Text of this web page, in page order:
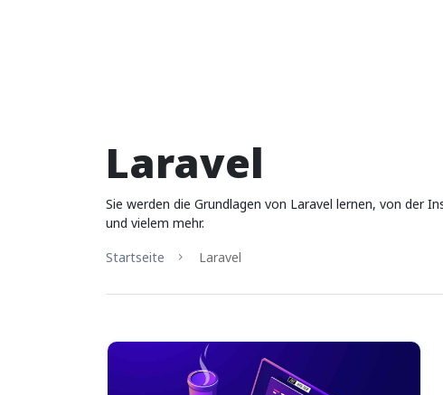
Laravel
Sie werden die Grundlagen von Laravel lernen, von der
und vielem mehr.
Startseite
Laravel